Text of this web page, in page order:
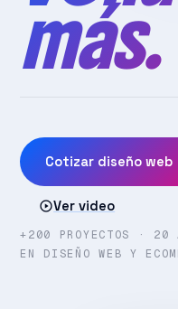
CONVERSIÓN
https://dekofix.cl